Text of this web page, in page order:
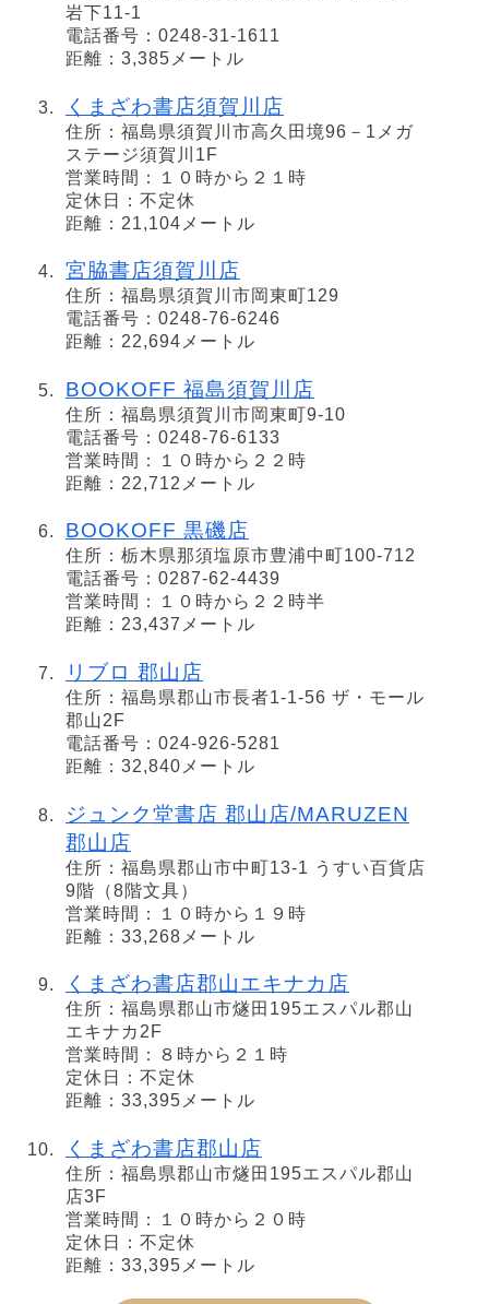
岩下11-1
電話番号：0248-31-1611
距離：3,385メートル
くまざわ書店須賀川店
住所：福島県須賀川市高久田境96－1メガ
ステージ須賀川1F
営業時間：１０時から２１時
定休日：不定休
距離：21,104メートル
宮脇書店須賀川店
住所：福島県須賀川市岡東町129
電話番号：0248-76-6246
距離：22,694メートル
BOOKOFF 福島須賀川店
住所：福島県須賀川市岡東町9-10
電話番号：0248-76-6133
営業時間：１０時から２２時
距離：22,712メートル
BOOKOFF 黒磯店
住所：栃木県那須塩原市豊浦中町100-712
電話番号：0287-62-4439
営業時間：１０時から２２時半
距離：23,437メートル
リブロ 郡山店
住所：福島県郡山市長者1-1-56 ザ・モール
郡山2F
電話番号：024-926-5281
距離：32,840メートル
ジュンク堂書店 郡山店/MARUZEN
郡山店
住所：福島県郡山市中町13-1 うすい百貨店
9階（8階文具）
営業時間：１０時から１９時
距離：33,268メートル
くまざわ書店郡山エキナカ店
住所：福島県郡山市燧田195エスパル郡山
エキナカ2F
営業時間：８時から２１時
定休日：不定休
距離：33,395メートル
くまざわ書店郡山店
住所：福島県郡山市燧田195エスパル郡山
店3F
営業時間：１０時から２０時
定休日：不定休
距離：33,395メートル